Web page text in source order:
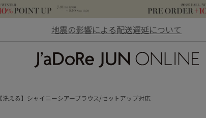
地震の影響による配送遅延について
【洗える】シャイニーシアーブラウス/セットアップ対応